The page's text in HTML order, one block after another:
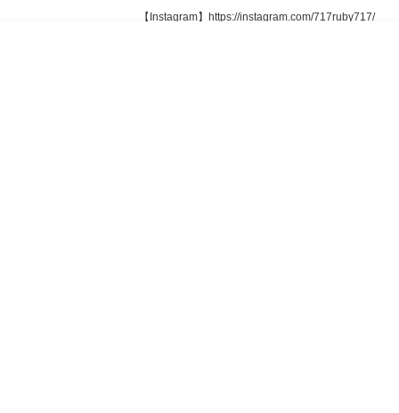
【Instagram】https://instagram.com/717ruby717/